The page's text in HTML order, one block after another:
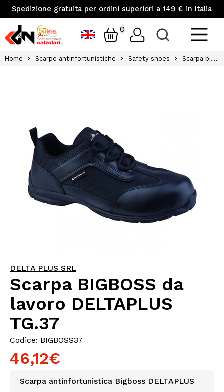
Spedizione gratuita per ordini superiori a 149 € in Italia
0
Home Scarpe antinfortunistiche Safety shoes Scarpa bigboss da lavoro deltaplus tg37 elettromeccanica calzolari
DELTA PLUS SRL
Scarpa BIGBOSS da
lavoro DELTAPLUS
TG.37
Codice: BIGBOSS37
46,12€
Scarpa antinfortunistica Bigboss DELTAPLUS